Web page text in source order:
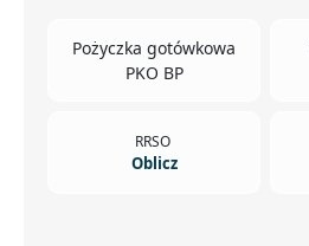
Pożyczka gotówkowa
PKO BP
RRSO
Oblicz